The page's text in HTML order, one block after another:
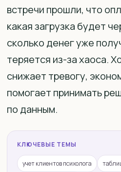
встречи прошли, что
какая загрузка будет
сколько денег уже
теряется из-за хаоса.
снижает тревогу,
помогает принимать
по данным.
КЛЮЧЕВЫЕ ТЕМЫ
учет клиентов психолога